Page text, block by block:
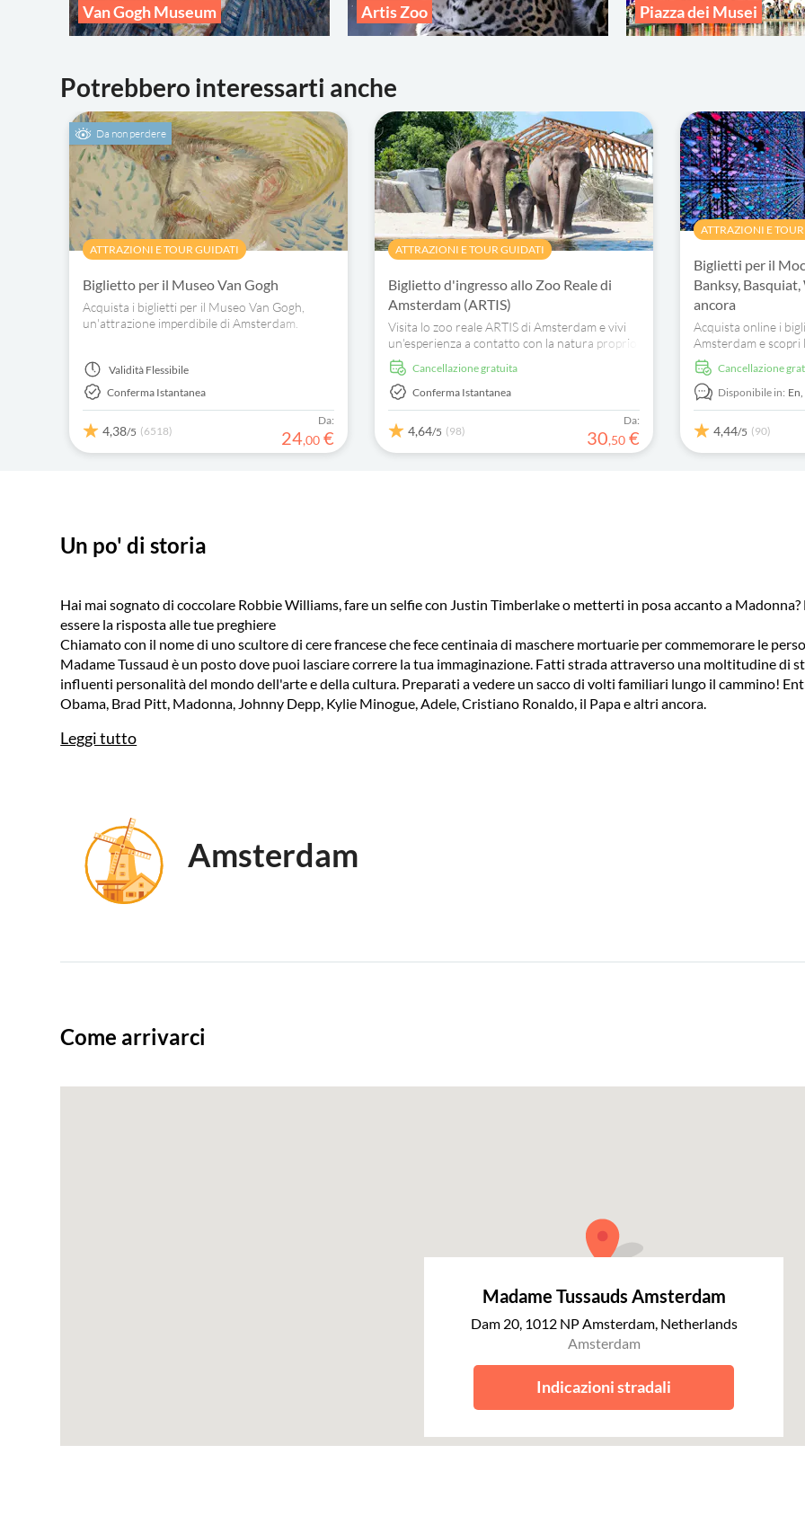
Van Gogh Museum Artis Zoo Piazza dei Musei
Potrebbero interessarti anche
Da non perdere
ATTRAZIONI E TOUR GUIDATI
Biglietto per il Museo Van Gogh
Acquista i biglietti per il Museo Van Gogh,
un'attrazione imperdibile di Amsterdam.
Vincent van Gogh.
Validità Flessibile
Conferma Istantanea
4,38/5 (6518)
Da:
24,00 €
ATTRAZIONI E TOUR GUIDATI
Biglietto d'ingresso allo Zoo Reale di
Amsterdam (ARTIS)
Visita lo zoo reale ARTIS di Amsterdam e vivi
un'esperienza a contatto con la natura proprio
nel cuore della città. Ammira gli animali, esplora
il planetario e le altre attrazioni.
Cancellazione gratuita
Conferma Istantanea
4,64/5 (98)
Da:
30,50 €
ATTRAZIONI E
Biglietti per il
Banksy,
ancora
Acquista online i
Amsterdam e
evoluzione che
moderni eCancellazione
Disponibile in: En,
4,44/5 (90)
Un po' di storia
Hai mai sognato di coccolare Robbie Williams, fare un selfie con Justin Timberlake o metterti in posa accanto a
essere la risposta alle tue preghiere
Chiamato con il nome di uno scultore di cere francese che fece centinaia di maschere mortuarie per commemorare le
Madame Tussaud è un posto dove puoi lasciare correre la tua immaginazione. Fatti strada attraverso una moltitudine di
influenti personalità del mondo dell'arte e della cultura. Preparati a vedere un sacco di volti familiari lungo il cammino!
Obama, Brad Pitt, Madonna, Johnny Depp, Kylie Minogue, Adele, Cristiano Ronaldo, il Papa e altri ancora.
Leggi tutto
Amsterdam
Come arrivarci
Madame Tussauds Amsterdam
Dam 20, 1012 NP Amsterdam, Netherlands
Amsterdam
Indicazioni stradali